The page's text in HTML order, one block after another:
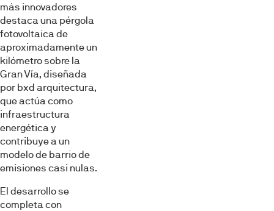
más innovadores
destaca una pérgola
fotovoltaica de
aproximadamente un
kilómetro sobre la
Gran Vía, diseñada
por bxd arquitectura,
que actúa como
infraestructura
energética y
contribuye a un
modelo de barrio de
emisiones casi nulas.
El desarrollo se
completa con